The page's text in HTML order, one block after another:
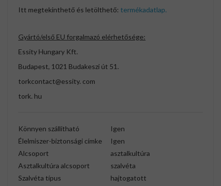
Itt megtekinthető és letölthető: termékadatlap.
Gyártó/első EU forgalmazó elérhetősége:
Essity Hungary Kft.
Budapest, 1021 Budakeszi út 51.
torkcontact@essity. com
tork. hu
Könnyen szállítható
Igen
Élelmiszer-biztonsági címke
Igen
Alcsoport
asztalkultúra
Asztalkultúra alcsoport
szalvéta
Szalvéta típus
hajtogatott